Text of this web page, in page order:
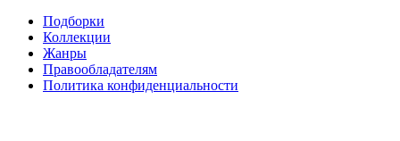
Подборки
Коллекции
Жанры
Правообладателям
Политика конфиденциальности